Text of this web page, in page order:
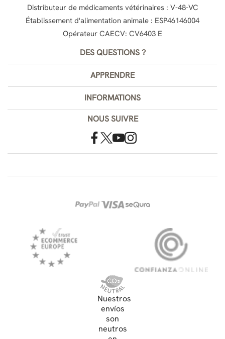
Distributeur de médicaments vétérinaires : V-48-VC
Établissement d'alimentation animale : ESP46146004
Opérateur CAECV: CV6403 E
DES QUESTIONS ?
APPRENDRE
INFORMATIONS
NOUS SUIVRE
Nuestros
envíos
son
neutros